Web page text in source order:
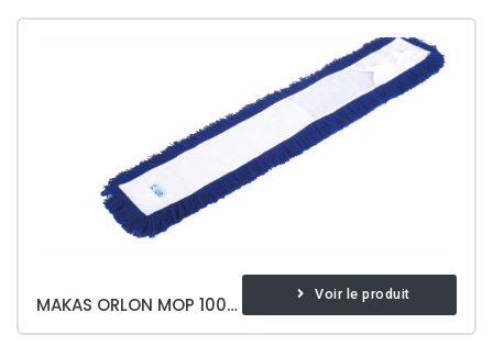
MAKAS ORLON MOP 100 CM Voir le produit